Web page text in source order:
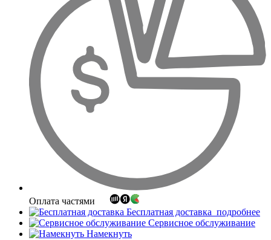
Оплата частями
Бесплатная доставка подробнее
Сервисное обслуживание
Намекнуть